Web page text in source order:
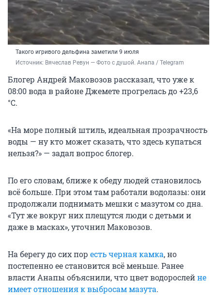
Такого игривого дельфина заметили 9 июля
Источник: Вячеслав Ревун — Фото с душой. Анапа / Telegram
Блогер Андрей Маковозов рассказал, что уже к
08:00 вода в районе Джемете прогрелась до +23,6
°С.
«На море полный штиль, идеальная прозрачность
воды — ну кто может сказать, что здесь купаться
нельзя?» — задал вопрос блогер.
По его словам, ближе к обеду людей становилось
всё больше. При этом там работали водолазы: они
продолжали поднимать мешки с мазутом со дна.
«Тут же вокруг них плещутся люди с детьми и
даже в масках», уточнил Маковозов.
На берегу до сих пор есть черная камка, но
постепенно ее становится всё меньше. Ранее
власти Анапы объяснили, что цвет водорослейне
имеет отношения к выбросам мазута.